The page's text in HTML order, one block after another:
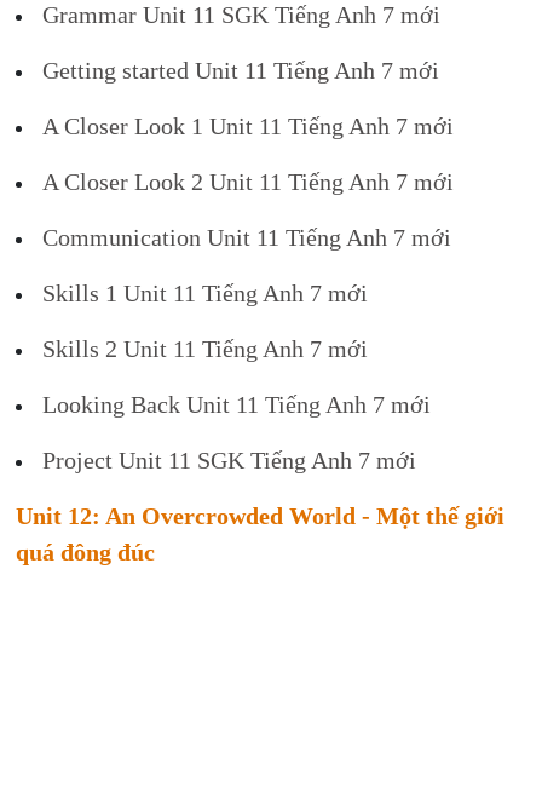
Grammar Unit 11 SGK Tiếng Anh 7 mới
Getting started Unit 11 Tiếng Anh 7 mới
A Closer Look 1 Unit 11 Tiếng Anh 7 mới
A Closer Look 2 Unit 11 Tiếng Anh 7 mới
Communication Unit 11 Tiếng Anh 7 mới
Skills 1 Unit 11 Tiếng Anh 7 mới
Skills 2 Unit 11 Tiếng Anh 7 mới
Looking Back Unit 11 Tiếng Anh 7 mới
Project Unit 11 SGK Tiếng Anh 7 mới
Unit 12: An Overcrowded World - Một thế giới
quá đông đúc